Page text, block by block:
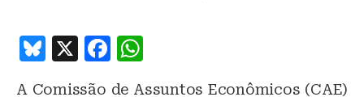
B
X
F
A Comissão de Assuntos Econômicos (CAE)